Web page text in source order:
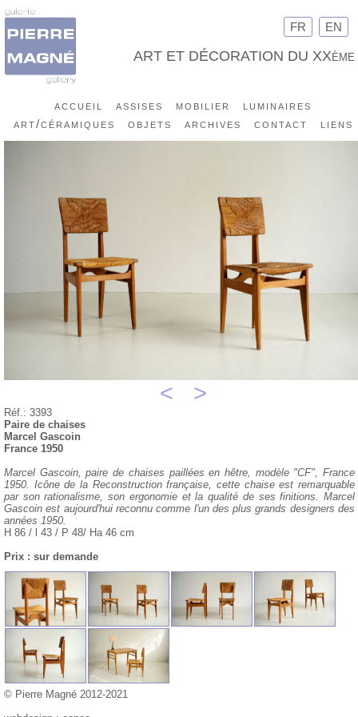
FR EN
ART ET DÉCORATION DU XXème
accueil assises mobilier
luminaires
art/céramiques
objets archives contact liens
< >
Réf.: 3393
Paire de chaises
Marcel Gascoin
France 1950
Marcel Gascoin, paire de chaises paillées en hêtre, modèle "CF", France
1950. Icône de la Reconstruction française, cette chaise est remarquable
par son rationalisme, son ergonomie et la qualité de ses finitions. Marcel
Gascoin est aujourd'hui reconnu comme l'un des plus grands designers des
années 1950.
H 86 / l 43 / P 48/ Ha 46 cm
Prix : sur demande
© Pierre Magné 2012-2021